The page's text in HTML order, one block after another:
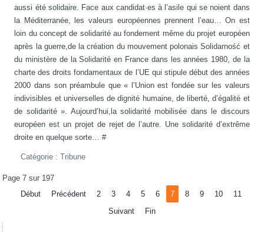
aussi été solidaire. Face aux candidat·es à l’asile qui se noient dans
la Méditerranée, les valeurs européennes prennent l’eau… On est
loin du concept de solidarité au fondement même du projet européen
après la guerre,de la création du mouvement polonais Solidarność et
du ministère de la Solidarité en France dans les années 1980, de la
charte des droits fondamentaux de l’UE qui stipule début des années
2000 dans son préambule que « l’Union est fondée sur les valeurs
indivisibles et universelles de dignité humaine, de liberté, d’égalité et
de solidarité ». Aujourd’hui,la solidarité mobilisée dans le discours
européen est un projet de rejet de l’autre. Une solidarité d’extrême
droite en quelque sorte… #
Catégorie :Tribune
Page 7 sur 197
Début
Précédent 2 3 4 5 6 7 8 9 10
11
Suivant
Fin